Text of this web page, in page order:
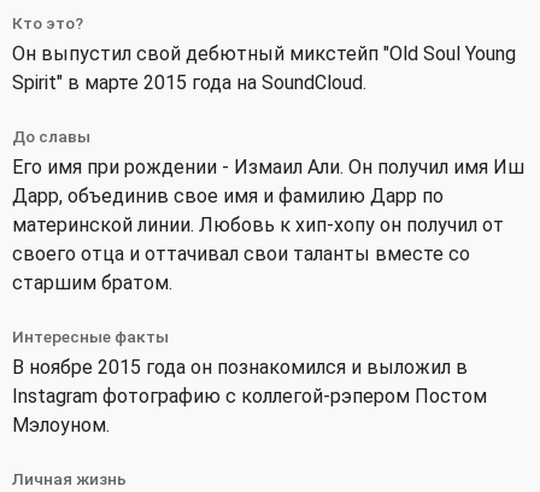
Кто это?
Он выпустил свой дебютный микстейп "Old Soul Young
Spirit" в марте 2015 года на SoundCloud.
До славы
Его имя при рождении - Измаил Али. Он получил имя Иш
Дарр, объединив свое имя и фамилию Дарр по
материнской линии. Любовь к хип-хопу он получил от
своего отца и оттачивал свои таланты вместе со
старшим братом.
Интересные факты
В ноябре 2015 года он познакомился и выложил в
Instagram фотографию с коллегой-рэпером Постом
Мэлоуном.
Личная жизнь